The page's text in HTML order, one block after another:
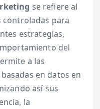
se refiere al
controladas para
estrategias,
del
a las
en datos en
así sus
la